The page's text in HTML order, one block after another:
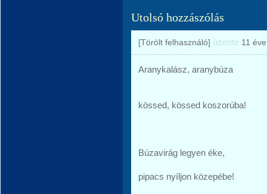
Utolsó hozzászólás
[Törölt felhasználó] üzente 11 éve
Aranykalász, aranybúza
kössed, kössed koszorúba!
Búzavirág legyen éke,
pipacs nyíljon közepébe!